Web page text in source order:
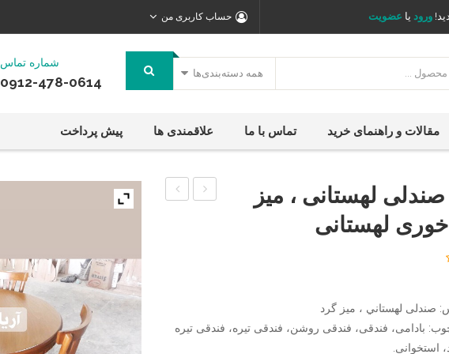
ورود یا عضویت حساب کاربری من
همه دسته‌بندی‌ها
شماره تماس
0912-478-0614
مقالات و راهنمای خرید تماس با ما علاقمندی ها پیش پرداخت
گیتاری
لهستانی ، میز
خوری لهستانی
صندلی لهستاني ، میز گرد
بادامی، فندقی، فندقی روشن، فندقی تیره، فندقی تیره
استخوانی.